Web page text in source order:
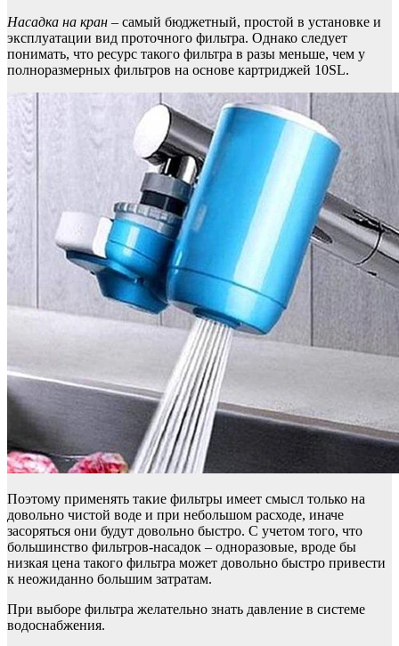
Насадка на кран – самый бюджетный, простой в установке и
эксплуатации вид проточного фильтра. Однако следует
понимать, что ресурс такого фильтра в разы меньше, чем у
полноразмерных фильтров на основе картриджей 10SL.
Поэтому применять такие фильтры имеет смысл только на
довольно чистой воде и при небольшом расходе, иначе
засоряться они будут довольно быстро. С учетом того, что
большинство фильтров-насадок – одноразовые, вроде бы
низкая цена такого фильтра может довольно быстро привести
к неожиданно большим затратам.
При выборе фильтра желательно знать давление в системе
водоснабжения.